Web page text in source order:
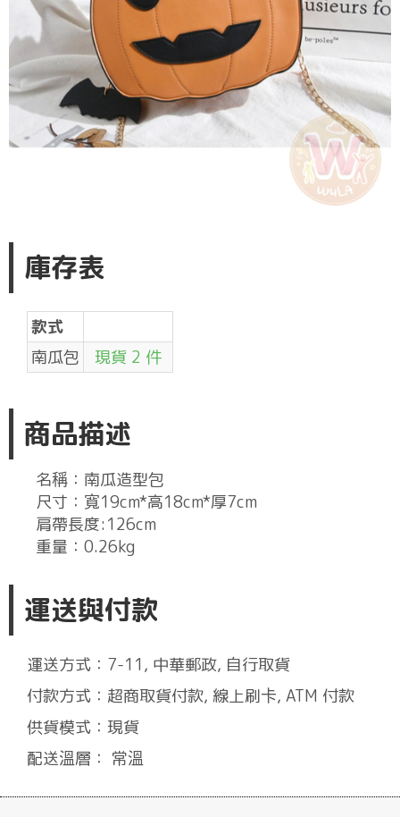
庫存表
款式
南瓜包
現貨 2 件
商品描述
名稱：南瓜造型包
尺寸：寬19cm*高18cm*厚7cm
肩帶長度:126cm
重量：0.26kg
運送與付款
運送方式：7-11, 中華郵政, 自行取貨
付款方式：超商取貨付款, 線上刷卡, ATM 付款
供貨模式：現貨
配送溫層： 常溫